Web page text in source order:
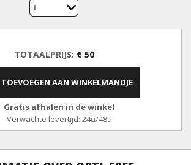
1
TOTAALPRIJS: € 50
TOEVOEGEN AAN WINKELMANDJE
Gratis afhalen in de winkel
Verwachte levertijd: 24u/48u